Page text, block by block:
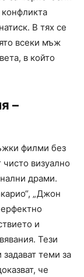
В тях се
всеки мъж
в който
–
филми без
визуално
драми.
„Джон
и
Тези
теми за
че